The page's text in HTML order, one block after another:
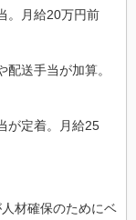
。月給20万円前
配送手当が加算。
が定着。月給25
材確保のためにベ